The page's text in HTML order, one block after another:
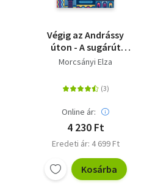
Végig az Andrássy
úton - A sugárút
legendás történetei
Morcsányi Elza
Online ár:
4 230 Ft
Eredeti ár: 4 699 Ft
Kosárba